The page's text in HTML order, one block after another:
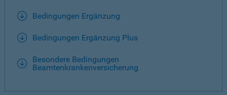
Bedingungen Ergänzung
Bedingungen Ergänzung Plus
Besondere Bedingungen
Beamtenkrankenversicherung